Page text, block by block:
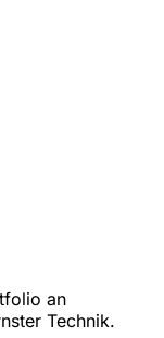
an
Technik.